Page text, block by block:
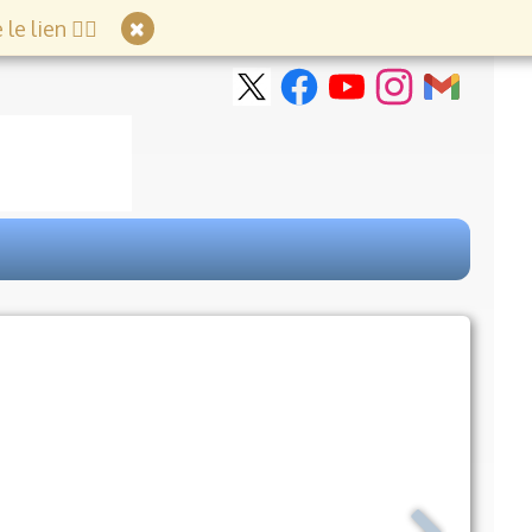
lien 👇🏻